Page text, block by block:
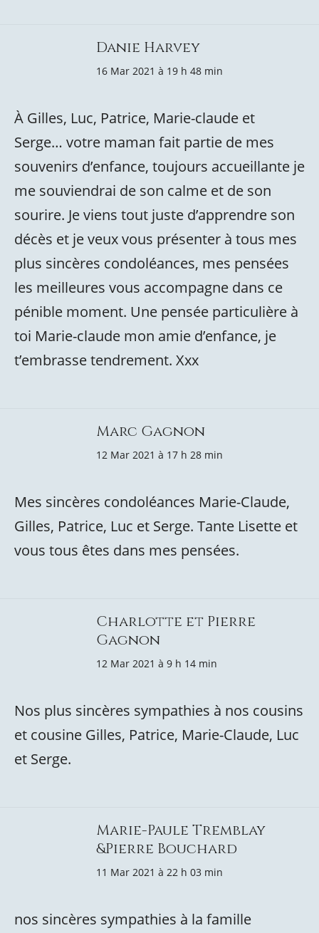
Danie Harvey
16 Mar 2021 à 19 h 48 min
À Gilles, Luc, Patrice, Marie-claude et
Serge… votre maman fait partie de mes
souvenirs d’enfance, toujours accueillante je
me souviendrai de son calme et de son
sourire. Je viens tout juste d’apprendre son
décès et je veux vous présenter à tous mes
plus sincères condoléances, mes pensées
les meilleures vous accompagne dans ce
pénible moment. Une pensée particulière à
toi Marie-claude mon amie d’enfance, je
t’embrasse tendrement. Xxx
Marc Gagnon
12 Mar 2021 à 17 h 28 min
Mes sincères condoléances Marie-Claude,
Gilles, Patrice, Luc et Serge. Tante Lisette et
vous tous êtes dans mes pensées.
Charlotte et Pierre
Gagnon
12 Mar 2021 à 9 h 14 min
Nos plus sincères sympathies à nos cousins
et cousine Gilles, Patrice, Marie-Claude, Luc
et Serge.
Marie-Paule Tremblay
&Pierre Bouchard
11 Mar 2021 à 22 h 03 min
nos sincères sympathies à la famille